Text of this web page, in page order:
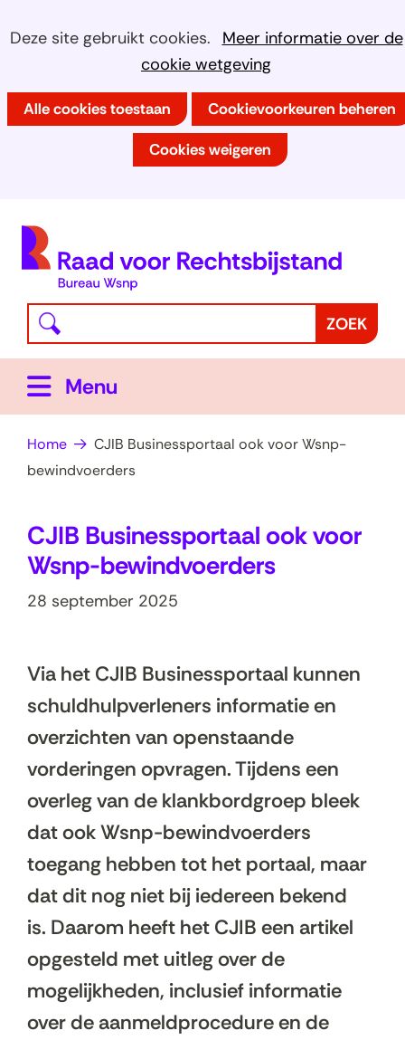
Cookies
Deze site gebruikt cookies.
Meer informatie over de
cookie wetgeving
Hier
het
gebruik
deze
website
worden
toegestaan
Alle cookies toestaan Cookievoorkeuren beheren
Cookies weigeren
naar
de
inhoud
Waar
bent
naar
op
zoek?
ZOEK
Menu
Home
CJIB Businessportaal ook voor Wsnp-
bewindvoerders
CJIB Businessportaal ook voor
Wsnp-bewindvoerders
28 september 2025
Via het CJIB Businessportaal kunnen
schuldhulpverleners informatie en
overzichten van openstaande
vorderingen opvragen. Tijdens een
overleg van de klankbordgroep bleek
dat ook Wsnp-bewindvoerders
toegang hebben tot het portaal, maar
dat dit nog niet bij iedereen bekend
is. Daarom heeft het CJIB een artikel
opgesteld met uitleg over de
mogelijkheden, inclusief informatie
over de aanmeldprocedure en de